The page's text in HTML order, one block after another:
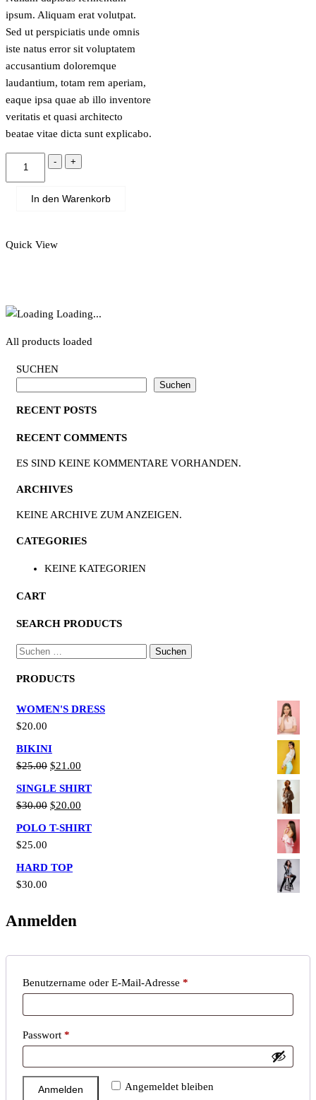
ipsum. Aliquam erat volutpat.
Sed ut perspiciatis unde omnis
iste natus error sit voluptatem
accusantium doloremque
laudantium, totam rem aperiam,
eaque ipsa quae ab illo inventore
veritatis et quasi architecto
beatae vitae dicta sunt explicabo.
-
Menge
+
In den Warenkorb
Quick View
Loading...
All products loaded
SUCHEN
Suchen
RECENT POSTS
RECENT COMMENTS
ES SIND KEINE KOMMENTARE VORHANDEN.
ARCHIVES
KEINE ARCHIVE ZUM ANZEIGEN.
CATEGORIES
KEINE KATEGORIEN
CART
SEARCH PRODUCTS
SUCHEN
PRODUCTS
WOMEN'S DRESS
$20.00
BIKINI
$25.00 URSPRÜNGLICHER
WAR:
$21.00
SINGLE SHIRT
$30.00 URSPRÜNGLICHER
$20.00
POLO T-SHIRT
$25.00
HARD TOP
$30.00
Anmelden
Benutzername oder E-Mail-Adresse *
Passwort *
Angemeldet bleiben
Anmelden